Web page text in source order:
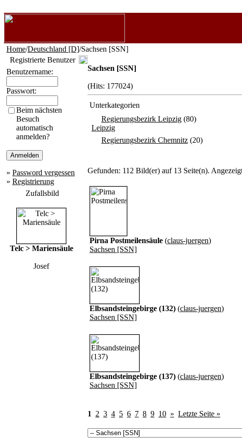
Home/Deutschland [D]/Sachsen [SSN]
Registrierte Benutzer
Benutzername:
Passwort:
Beim nächsten
Besuch
automatisch
anmelden?
» Password vergessen
» Registrierung
Zufallsbild
Telc > Mariensäule
Josef
Sachsen [SSN]
(Hits: 177024)
Unterkategorien
Regierungsbezirk Leipzig (80)
Leipzig
Regierungsbezirk Chemnitz (20)
Gefunden: 112 Bild(er) auf 13 Seite(n).
Pirna Postmeilensäule (claus-juergen)
Sachsen [SSN]
Elbsandsteingebirge (132) (claus-juergen)
Sachsen [SSN]
Elbsandsteingebirge (137) (claus-juergen)
Sachsen [SSN]
1 2 3 4 5 6 7 8 9 10 » Letzte Seite »